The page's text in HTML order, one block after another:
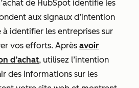
de HubSpot identifie les
aux signaux d’intention
identifier les entreprises sur
vos efforts. Après avoir
d’achat, utilisez l’intention
des informations sur les